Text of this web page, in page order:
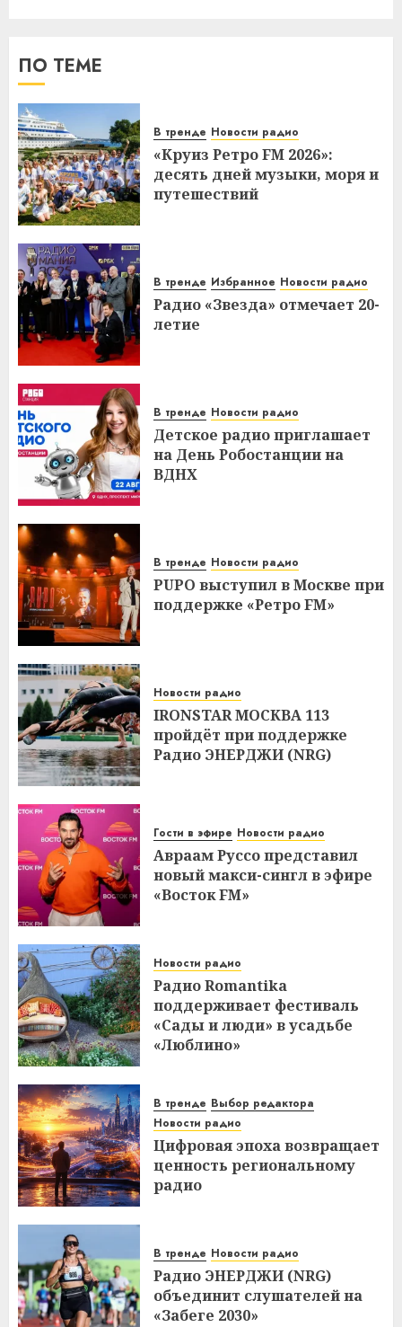
ПО ТЕМЕ
В тренде Новости радио
«Круиз Ретро FM 2026»:
десять дней музыки, моря и
путешествий
В тренде Избранное Новости радио
Радио «Звезда» отмечает 20-
летие
В тренде Новости радио
Детское радио приглашает
на День Робостанции на
ВДНХ
В тренде Новости радио
PUPO выступил в Москве при
поддержке «Ретро FM»
Новости радио
IRONSTAR МОСКВА 113
пройдёт при поддержке
Радио ЭНЕРДЖИ (NRG)
Гости в эфире Новости радио
Авраам Руссо представил
новый макси-сингл в эфире
«Восток FM»
Новости радио
Радио Romantika
поддерживает фестиваль
«Сады и люди» в усадьбе
«Люблино»
В тренде Выбор редактора
Новости радио
Цифровая эпоха возвращает
ценность региональному
радио
В тренде Новости радио
Радио ЭНЕРДЖИ (NRG)
объединит слушателей на
«Забеге 2030»